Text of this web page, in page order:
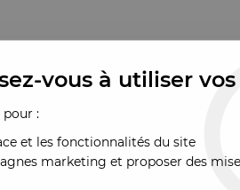
vous à utiliser
pour :
et les fonctionnalités du site
marketing et proposer des